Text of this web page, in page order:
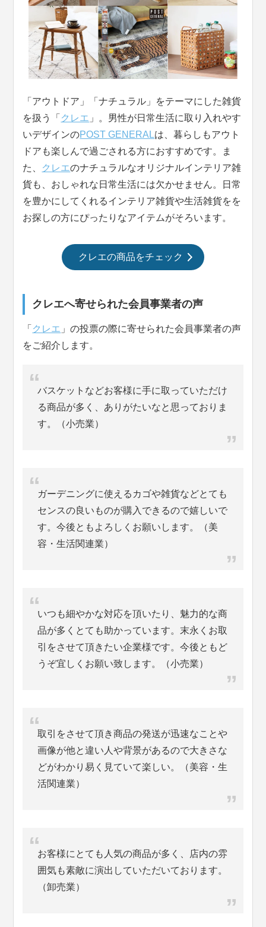
「アウトドア」「ナチュラル」をテーマにした雑貨
を扱う「 クレエ 」。男性が日常生活に取り入れやす
いデザインのPOST GENERALは、暮らしもアウト
ドアも楽しんで過ごされる方におすすめです。ま
た、 クレエのナチュラルなオリジナルインテリア雑
貨も、おしゃれな日常生活には欠かせません。日常
を豊かにしてくれるインテリア雑貨や生活雑貨をを
お探しの方にぴったりなアイテムがそろいます。
クレエの商品をチェック
クレエへ寄せられた会員事業者の声
「 クレエ 」の投票の際に寄せられた会員事業者の声
をご紹介します。
バスケットなどお客様に手に取っていただけ
る商品が多く、ありがたいなと思っておりま
す。（小売業）
ガーデニングに使えるカゴや雑貨などとても
センスの良いものが購入できるので嬉しいで
す。今後ともよろしくお願いします。（美
容・生活関連業）
いつも細やかな対応を頂いたり、魅力的な商
品が多くとても助かっています。末永くお取
引をさせて頂きたい企業様です。今後ともど
うぞ宜しくお願い致します。（小売業）
取引をさせて頂き商品の発送が迅速なことや
画像が他と違い人や背景があるので大きさな
どがわかり易く見ていて楽しい。（美容・生
活関連業）
お客様にとても人気の商品が多く、店内の雰
囲気も素敵に演出していただいております。
（卸売業）